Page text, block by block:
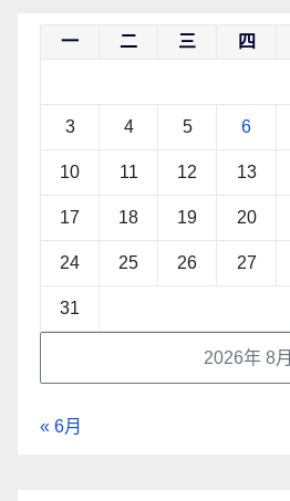
2026年 8月
一 二 三 四
3 4 5 6
10 11 12 13
17 18 19 20
24 25 26 27
31
« 6月